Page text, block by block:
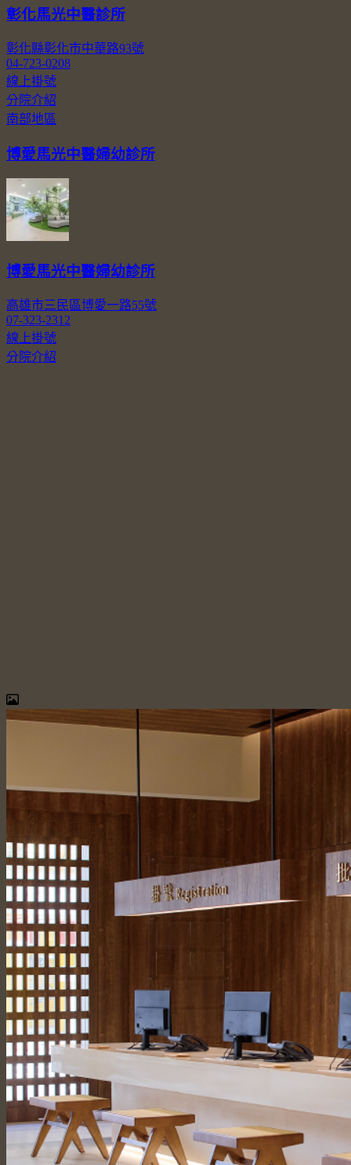
彰化馬光中醫診所
彰化縣彰化市中華路93號
04-723-0208
線上掛號
分院介紹
南部地區
博愛馬光中醫婦幼診所
博愛馬光中醫婦幼診所
高雄市三民區博愛一路55號
07-323-2312
線上掛號
分院介紹